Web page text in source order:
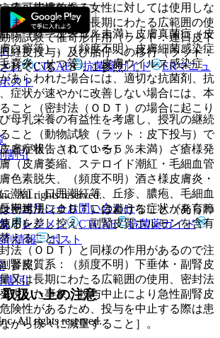
る可能性のある女性に対しては使用しな
また、大量又は長期にわたる広範囲の使
物試験で催奇形作用（ラット：連日皮下
経皮投与）及び胎仔への移行（ラット：
れている〔８．１参照〕。
母乳栄養の有益性を考慮し、授乳の継続
こと（動物試験（ラット：皮下投与）で
とが報告されている）。
密封法（ＯＤＴ）は避けること（発育障
る）。
法（ＯＤＴ）と同様の作用があるので注
参照〕。
扱い上の注意
痒、皮膚乾燥。
：（０．１〜５％未満）皮膚真菌症（皮
白癬等）、（頻度不明）皮膚細菌感染症
嚢炎・せつ等）、皮膚ウイルス感染症
あらわれた場合には、適切な抗菌剤、抗
症状が速やかに改善しない場合には、本
こと（密封法（ＯＤＴ）の場合に起こり
膚症状：（０．１〜５％未満）ざ瘡様発
（皮膚萎縮、ステロイド潮紅・毛細血管
色素脱失、（頻度不明）酒さ様皮膚炎・
潮紅、口囲潮紅等、丘疹、膿疱、毛細血
期連用により、このような症状があらわ
用を差し控え、副腎皮質ホルモンを含有
えること］。
腎皮質系：（頻度不明）下垂体・副腎皮
又は長期にわたる広範囲の使用、密封法
現した事象。投与中止により急性副腎皮
険性があるため、投与を中止する際は患
がら徐々に減量すること］。
ン CTCAE 抗菌薬ガイド
ERマニュ
ポスト
割引
All rights reserved.
ーポリシーお問い合わせ
レジメン CTCAE
抗菌薬ガイド
剤情報 ポスト
割引
All rights reserved.